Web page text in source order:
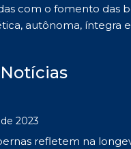
com o fomento das
autônoma, íntegra
2023
refletem na